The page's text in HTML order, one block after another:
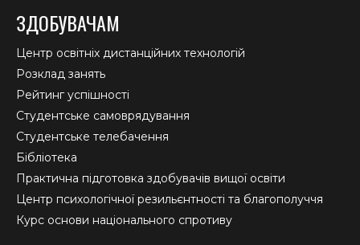
ЗДОБУВАЧАМ
Центр освітніх дистанційних технологій
Розклад занять
Рейтинг успішності
Студентське самоврядування
Студентське телебачення
Бібліотека
Практична підготовка здобувачів вищої освіти
Центр психологічної резильєнтності та благополуччя
Курс основи національного спротиву